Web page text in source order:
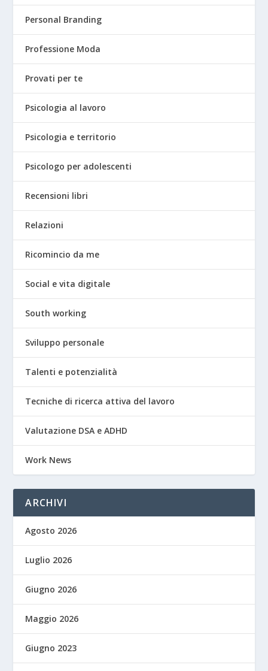
Personal Branding
Professione Moda
Provati per te
Psicologia al lavoro
Psicologia e territorio
Psicologo per adolescenti
Recensioni libri
Relazioni
Ricomincio da me
Social e vita digitale
South working
Sviluppo personale
Talenti e potenzialità
Tecniche di ricerca attiva del lavoro
Valutazione DSA e ADHD
Work News
ARCHIVI
Agosto 2026
Luglio 2026
Giugno 2026
Maggio 2026
Giugno 2023